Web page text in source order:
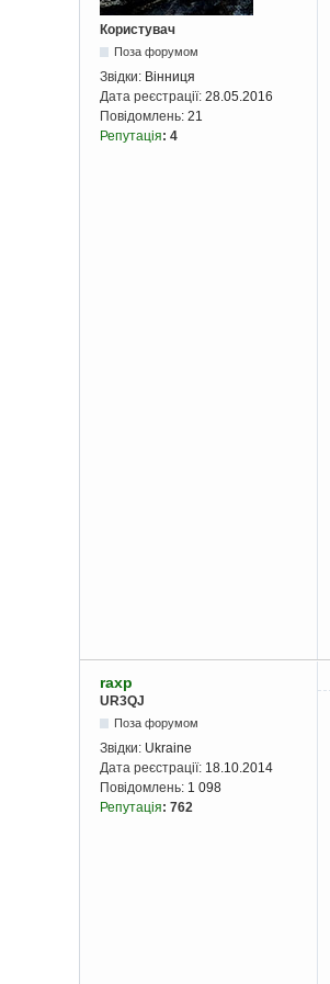
Користувач
Поза форумом
Звідки: Вінниця
Дата реєстрації: 28.05.2016
Повідомлень: 21
Репутація: 4
raxp
UR3QJ
Поза форумом
Звідки: Ukraine
Дата реєстрації: 18.10.2014
Повідомлень: 1 098
Репутація: 762